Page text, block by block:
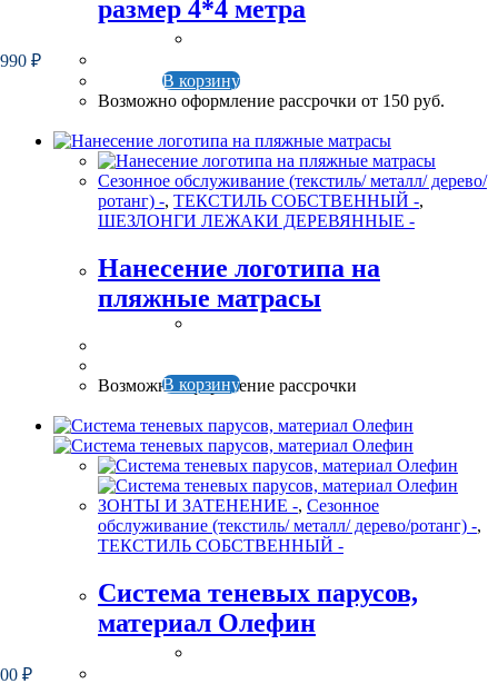
размер 4*4 метра
₽
Возможно оформление рассрочки от 150 руб.
В корзину
Сезонное обслуживание (текстиль/ металл/ дерево/
ротанг) -, ТЕКСТИЛЬ СОБСТВЕННЫЙ -,
ШЕЗЛОНГИ ЛЕЖАКИ ДЕРЕВЯННЫЕ -
Нанесение логотипа на
пляжные матрасы
Возможно оформление рассрочки
В корзину
ЗОНТЫ И ЗАТЕНЕНИЕ -, Сезонное
обслуживание (текстиль/ металл/ дерево/ротанг) -,
ТЕКСТИЛЬ СОБСТВЕННЫЙ -
Система теневых парусов,
материал Олефин
₽